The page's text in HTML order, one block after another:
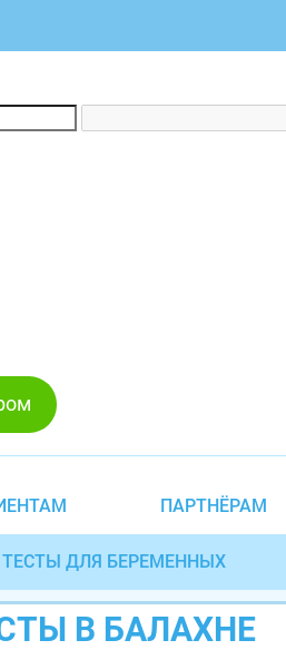
ПАРТНЁРАМ
ТЕСТЫ ДЛЯ БЕРЕМЕННЫХ
В БАЛАХНЕ